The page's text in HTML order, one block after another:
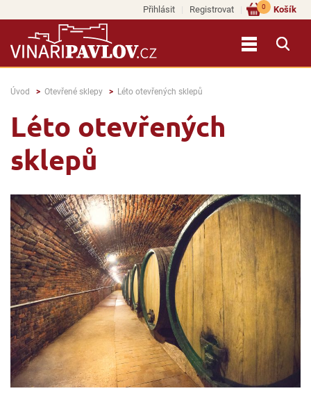
Přihlásit Registrovat Košík
0
Úvod Otevřené sklepy Léto otevřených sklepů
Léto otevřených
sklepů